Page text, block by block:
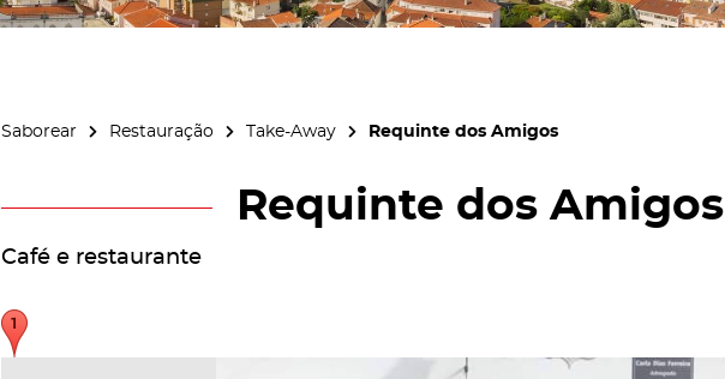
Saborear Restauração Take-Away Requinte dos Amigos
Requinte dos Amigos
Café e restaurante